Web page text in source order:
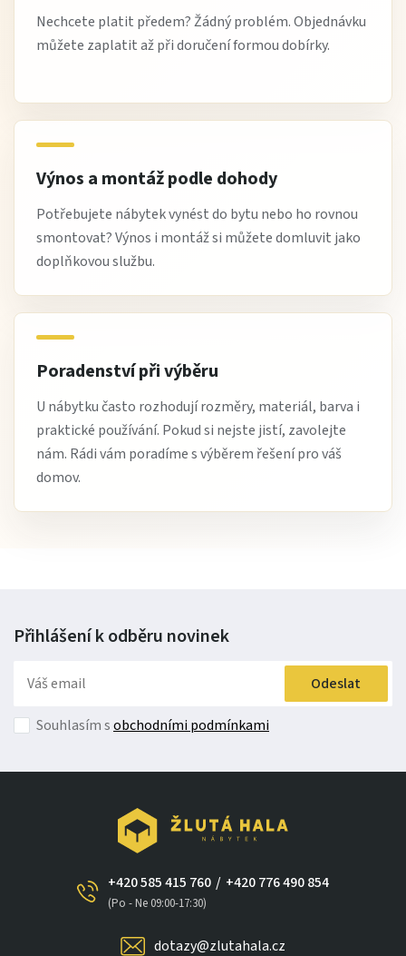
Nechcete platit předem? Žádný problém. Objednávku
můžete zaplatit až při doručení formou dobírky.
Výnos a montáž podle dohody
Potřebujete nábytek vynést do bytu nebo ho rovnou
smontovat? Výnos i montáž si můžete domluvit jako
doplňkovou službu.
Poradenství při výběru
U nábytku často rozhodují rozměry, materiál, barva i
praktické používání. Pokud si nejste jistí, zavolejte
nám. Rádi vám poradíme s výběrem řešení pro váš
domov.
Přihlášení k odběru novinek
Odeslat
Souhlasím sobchodními podmínkami
+420 585 415 760
(Po - Ne 09:00-17:30)
/ +420 776 490 854
dotazy@zlutahala.cz